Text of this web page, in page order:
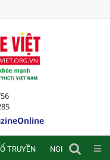
TRUYỀN NGHIÊN CỨU